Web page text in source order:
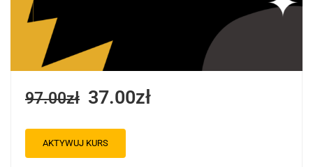
97.00zł 37.00zł
AKTYWUJ KURS